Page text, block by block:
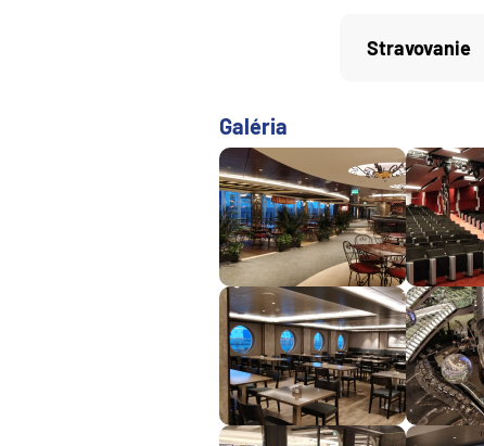
Austrália a Nový Zéland
Indický oceán
Seychely a Maurícius
Havaj a Južný Pacifik
Havajské ostrovy
Tahiti a Južný Pacifik
Repozičné plavby
Repozičné plavby
Transatlantické plavby
Stravovanie
Galéria